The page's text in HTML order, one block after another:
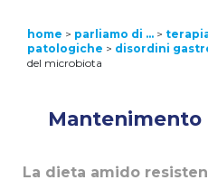
home > parliamo di … >
patologiche > disordini
del microbiota
La dieta amido